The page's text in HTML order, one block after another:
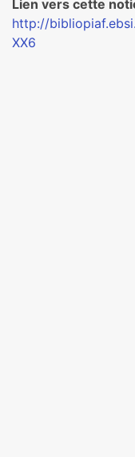
Lien vers cette
http://
XX6